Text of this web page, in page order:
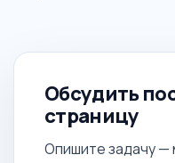
Обсудить
страницу
Опишите задачу